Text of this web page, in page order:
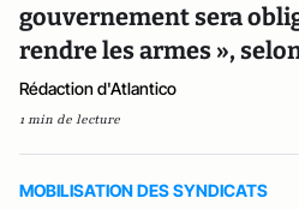
gouvernement sera
rendre les armes »,
Rédaction d'Atlantico
1 min de lecture
MOBILISATION DES SYNDICATS